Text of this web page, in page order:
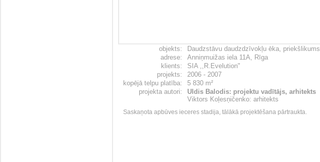
objekts:
Daudzstāvu daudzdzīvokļu ēka, priekšlikums
adrese:
Anniņmuižas iela 11A, Rīga
klients:
SIA ,,R.Evelution"
projekts:
2006 - 2007
kopējā telpu platība:
5 830 m²
projekta autori:
Uldis Balodis: projektu vadītājs, arhitekts
Viktors Koļesņičenko: arhitekts
Saskaņota apbūves ieceres stadija, tālākā projektēšana pārtraukta.